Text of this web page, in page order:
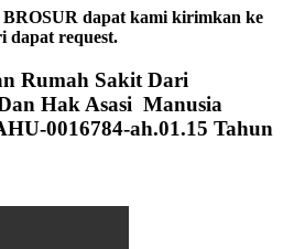
dapat kami kirimkan ke
dapat request.
Rumah Sakit Dari
Hak Asasi Manusia
0016784-ah.01.15 Tahun